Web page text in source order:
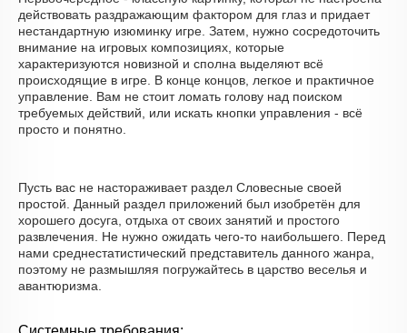
действовать раздражающим фактором для глаз и придает
нестандартную изюминку игре. Затем, нужно сосредоточить
внимание на игровых композициях, которые
характеризуются новизной и сполна выделяют всё
происходящие в игре. В конце концов, легкое и практичное
управление. Вам не стоит ломать голову над поиском
требуемых действий, или искать кнопки управления - всё
просто и понятно.
Пусть вас не настораживает раздел Словесные своей
простой. Данный раздел приложений был изобретён для
хорошего досуга, отдыха от своих занятий и простого
развлечения. Не нужно ожидать чего-то наибольшего. Перед
нами среднестатистический представитель данного жанра,
поэтому не размышляя погружайтесь в царство веселья и
авантюризма.